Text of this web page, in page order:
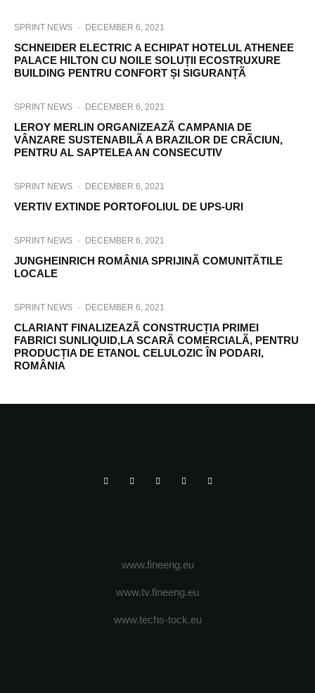
SPRINT NEWS · DECEMBER 6, 2021
SCHNEIDER ELECTRIC A ECHIPAT HOTELUL ATHENEE
PALACE HILTON CU NOILE SOLUȚII ECOSTRUXURE
BUILDING PENTRU CONFORT ȘI SIGURANȚÃ
SPRINT NEWS · DECEMBER 6, 2021
LEROY MERLIN ORGANIZEAZÃ CAMPANIA DE
VÂNZARE SUSTENABILÃ A BRAZILOR DE CRÃCIUN,
PENTRU AL SAPTELEA AN CONSECUTIV
SPRINT NEWS · DECEMBER 6, 2021
VERTIV EXTINDE PORTOFOLIUL DE UPS-URI
SPRINT NEWS · DECEMBER 6, 2021
JUNGHEINRICH ROMÂNIA SPRIJINÃ COMUNITÃTILE
LOCALE
SPRINT NEWS · DECEMBER 6, 2021
CLARIANT FINALIZEAZÃ CONSTRUCȚIA PRIMEI
FABRICI SUNLIQUID,LA SCARÃ COMERCIALÃ, PENTRU
PRODUCȚIA DE ETANOL CELULOZIC ÎN PODARI,
ROMÂNIA
www.fineeng.eu
www.tv.fineeng.eu
www.techs-tock.eu